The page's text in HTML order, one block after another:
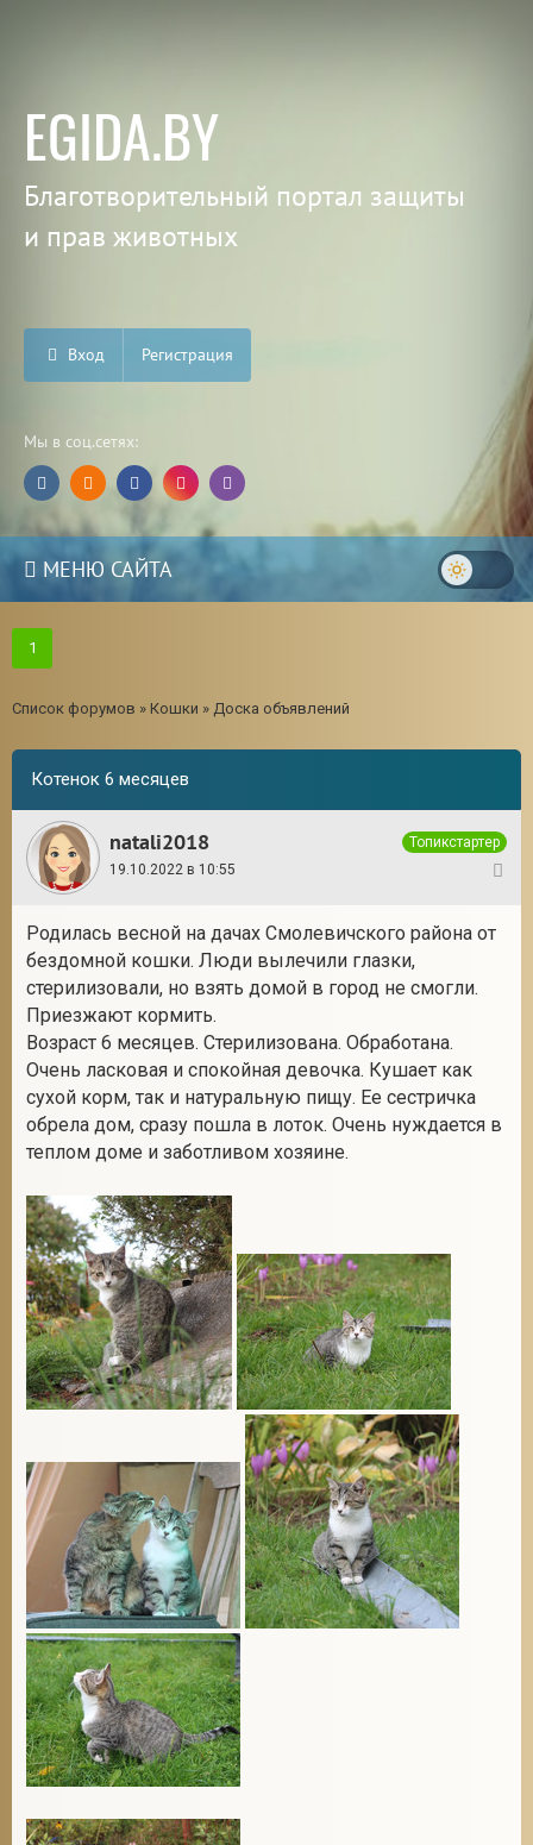
EGIDA.BY
Благотворительный портал защиты
и прав животных
Вход Регистрация
Мы в соц.сетях:
МЕНЮ САЙТА
1
Список форумов » Кошки » Доска объявлений
Котенок 6 месяцев
natali2018
Топикстартер
19.10.2022 в 10:55
Родилась весной на дачах Смолевичского района от
бездомной кошки. Люди вылечили глазки,
стерилизовали, но взять домой в город не смогли.
Приезжают кормить.
Возраст 6 месяцев. Стерилизована. Обработана.
Очень ласковая и спокойная девочка. Кушает как
сухой корм, так и натуральную пищу. Ее сестричка
обрела дом, сразу пошла в лоток. Очень нуждается в
теплом доме и заботливом хозяине.